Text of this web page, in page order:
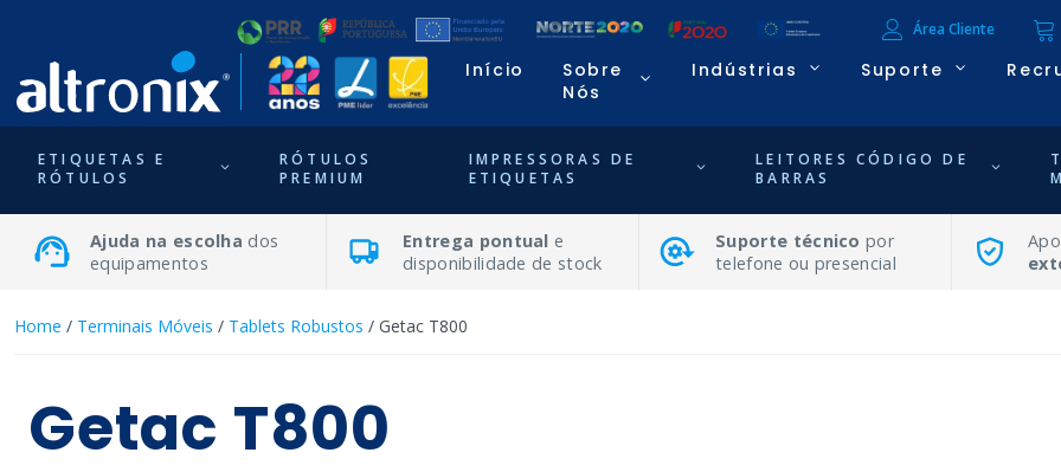
Área Cliente
Início
Sobre
Nós
Indústrias Suporte
ETIQUETAS E
RÓTULOS
RÓTULOS
PREMIUM
IMPRESSORAS DE
ETIQUETAS
LEITORES CÓDIGO DE
BARRAS
Ajuda na escolha dos
equipamentos
Entrega pontual e
disponibilidade de stock
Suporte técnico por
telefone ou presencial
Home / Terminais Móveis / Tablets Robustos / Getac T800
Getac T800